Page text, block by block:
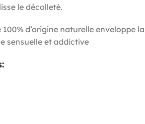
le décolleté.
d’origine naturelle enveloppe la
sensuelle et addictive